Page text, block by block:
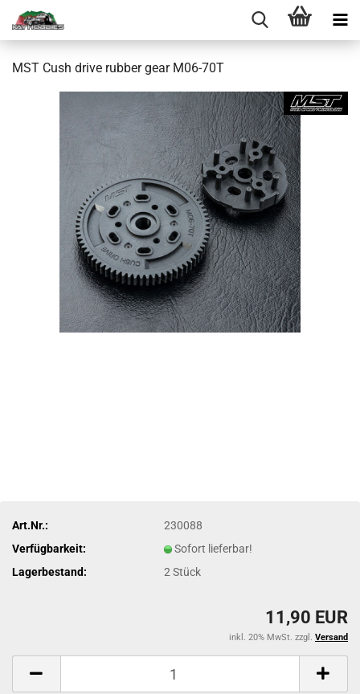
MST Cush drive rubber gear M06-70T
Art.Nr.:
230088
Verfügbarkeit:
Sofort lieferbar!
Lagerbestand:
2Stück
11,90 EUR
inkl. 20% MwSt. zzgl. Versand